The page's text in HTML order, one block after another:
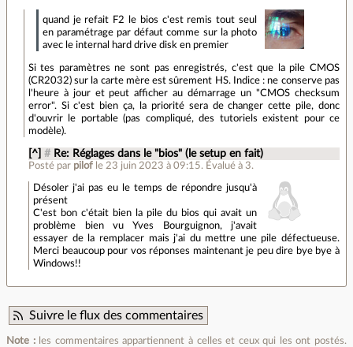
quand je refait F2 le bios c'est remis tout seul
en paramétrage par défaut comme sur la photo
avec le internal hard drive disk en premier
Si tes paramètres ne sont pas enregistrés, c'est que la pile CMOS
(CR2032) sur la carte mère est sûrement HS. Indice : ne conserve pas
l'heure à jour et peut afficher au démarrage un "CMOS checksum
error". Si c'est bien ça, la priorité sera de changer cette pile, donc
d'ouvrir le portable (pas compliqué, des tutoriels existent pour ce
modèle).
[^] # Re: Réglages dans le "bios" (le setup en fait)
Posté par pilof le 23 juin 2023 à 09:15. Évalué à 3.
Désoler j'ai pas eu le temps de répondre jusqu'à
présent
C'est bon c'était bien la pile du bios qui avait un
problème bien vu Yves Bourguignon, j'avait
essayer de la remplacer mais j'ai du mettre une pile défectueuse.
Merci beaucoup pour vos réponses maintenant je peu dire bye bye à
Windows!!
Suivre le flux des commentaires
Note :les commentaires appartiennent à celles et ceux qui les ont postés.